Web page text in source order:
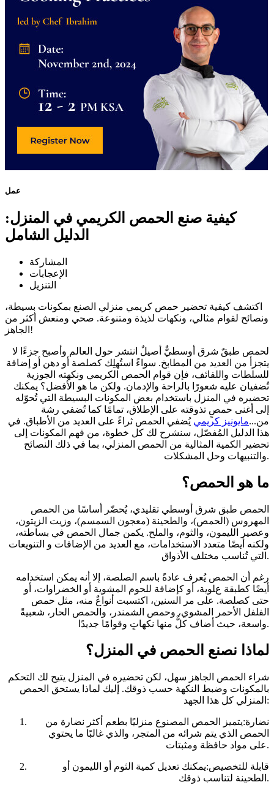
عمل
كيفية صنع الحمص الكريمي في المنزل:
الدليل الشامل
المشاركة
الإعجابات
التنزيل
اكتشف كيفية تحضير حمص كريمي منزلي الصنع بمكونات بسيطة،
ونصائح لقوام مثالي، ونكهات لذيذة ومتنوعة. صحي ومنعش أكثر من
الجاهز!
لحمص طبقٌ شرق أوسطيٌّ أصيلٌ انتشر حول العالم وأصبح جزءًا لا
يتجزأ من العديد من المطابخ. سواءً استُهلِك كصلصة أو دهن أو إضافة
للسلطات واللفائف، فإن قوام الحمص الكريمي ونكهته الجوزية
تُضفيان عليه شعورًا بالراحة والإدمان. ولكن ما هو الأفضل؟ يمكنك
تحضيره في المنزل باستخدام بعض المكونات البسيطة التي تُحوّله
إلى أغنى حمصٍ تذوقته على الإطلاق، تمامًا كما تُضفي رشة
من...مايونيز كريمي يُضفي الحمص ثراءً على العديد من الأطباق. في
هذا الدليل المُفصّل، سنشرح لك كل خطوة، من فهم المكونات إلى
تحضير الكمية المثالية من الحمص المنزلي، بما في ذلك النصائح
والتنبيهات وحل المشكلات.
ما هو الحمص؟
الحمص طبق شرق أوسطي تقليدي، يُحضّر أساسًا من الحمص
المهروس (الحمص)، والطحينة (معجون السمسم)، وزيت الزيتون،
وعصير الليمون، والثوم، والملح. يكمن جمال الحمص في بساطته،
ولكنه أيضًا متعدد الاستخدامات، مع العديد من الإضافات و التنويعات
التي تُناسب مختلف الأذواق.
رغم أن الحمص يُعرف عادةً باسم الصلصة، إلا أنه يمكن استخدامه
أيضًا كطبقة علوية، أو كإضافة للحوم المشوية أو الخضراوات، أو
حتى كصلصة. على مر السنين، اكتسبت أنواعٌ منه، مثل حمص
الفلفل الأحمر المشوي، وحمص الشمندر، والحمص الحار، شعبيةً
واسعة، حيث أضاف كلٌّ منها نكهاتٍ وقوامًا جديدًا.
لماذا نصنع الحمص في المنزل؟
شراء الحمص الجاهز سهل، لكن تحضيره في المنزل يتيح لك التحكم
بالمكونات وضبط النكهة حسب ذوقك. إليك لماذا يستحق الحمص
المنزلي كل هذا الجهد:
نضارة:يتميز الحمص المصنوع منزليًا بطعم أكثر نضارة من
الحمص الذي يتم شرائه من المتجر، والذي غالبًا ما يحتوي
على مواد حافظة ومثبتات.
قابلة للتخصيص:يمكنك تعديل كمية الثوم أو الليمون أو
الطحينة لتناسب ذوقك.